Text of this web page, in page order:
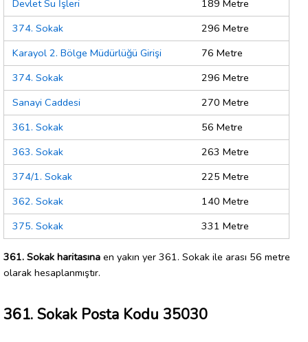
Devlet Su İşleri
189 Metre
374. Sokak
296 Metre
Karayol 2. Bölge Müdürlüğü Girişi
76 Metre
374. Sokak
296 Metre
Sanayi Caddesi
270 Metre
361. Sokak
56 Metre
363. Sokak
263 Metre
374/1. Sokak
225 Metre
362. Sokak
140 Metre
375. Sokak
331 Metre
361. Sokak haritasına en yakın yer 361. Sokak ile arası 56 metre
olarak hesaplanmıştır.
361. Sokak Posta Kodu 35030